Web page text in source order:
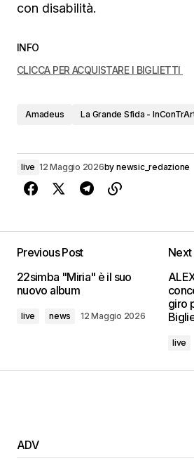
con disabilità.
INFO
CLICCA PER ACQUISTARE I BIGLIETTI
Amadeus La Grande Sfida -
live 12 Maggio 2026by newsic_redazione
Previous Post
22simba "Miria" è il suo
nuovo album
live news 12 Maggio 2026
Next
giro
live
ADV